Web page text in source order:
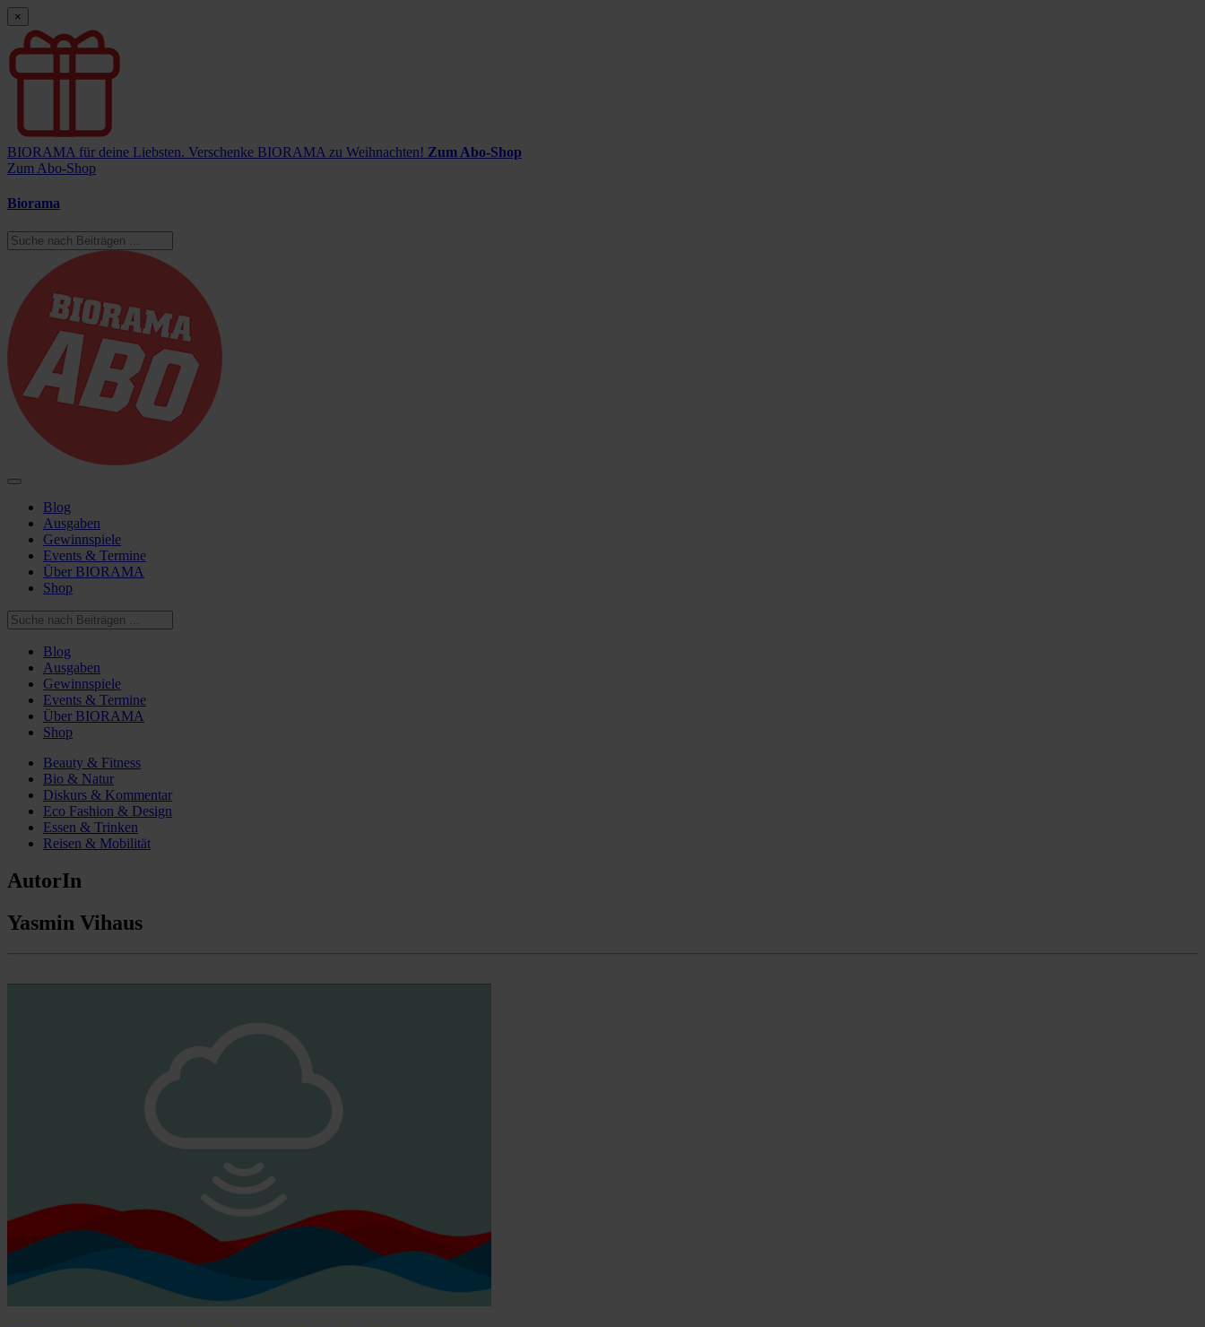
×
BIORAMA für deine Liebsten. Verschenke BIORAMA zu Weihnachten! Zum Abo-Shop
Zum Abo-Shop
Biorama
Blog
Ausgaben
Gewinnspiele
Events & Termine
Über BIORAMA
Shop
Blog
Ausgaben
Gewinnspiele
Events & Termine
Über BIORAMA
Shop
Beauty & Fitness
Bio & Natur
Diskurs & Kommentar
Eco Fashion & Design
Essen & Trinken
Reisen & Mobilität
AutorIn
Yasmin Vihaus